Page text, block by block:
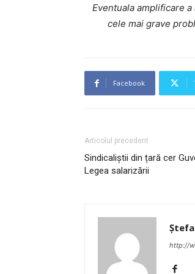
Eventuala amplificare
cele mai grave
Facebook
Articolul precedent
Sindicaliștii din țară cer
Legea salarizării
http://